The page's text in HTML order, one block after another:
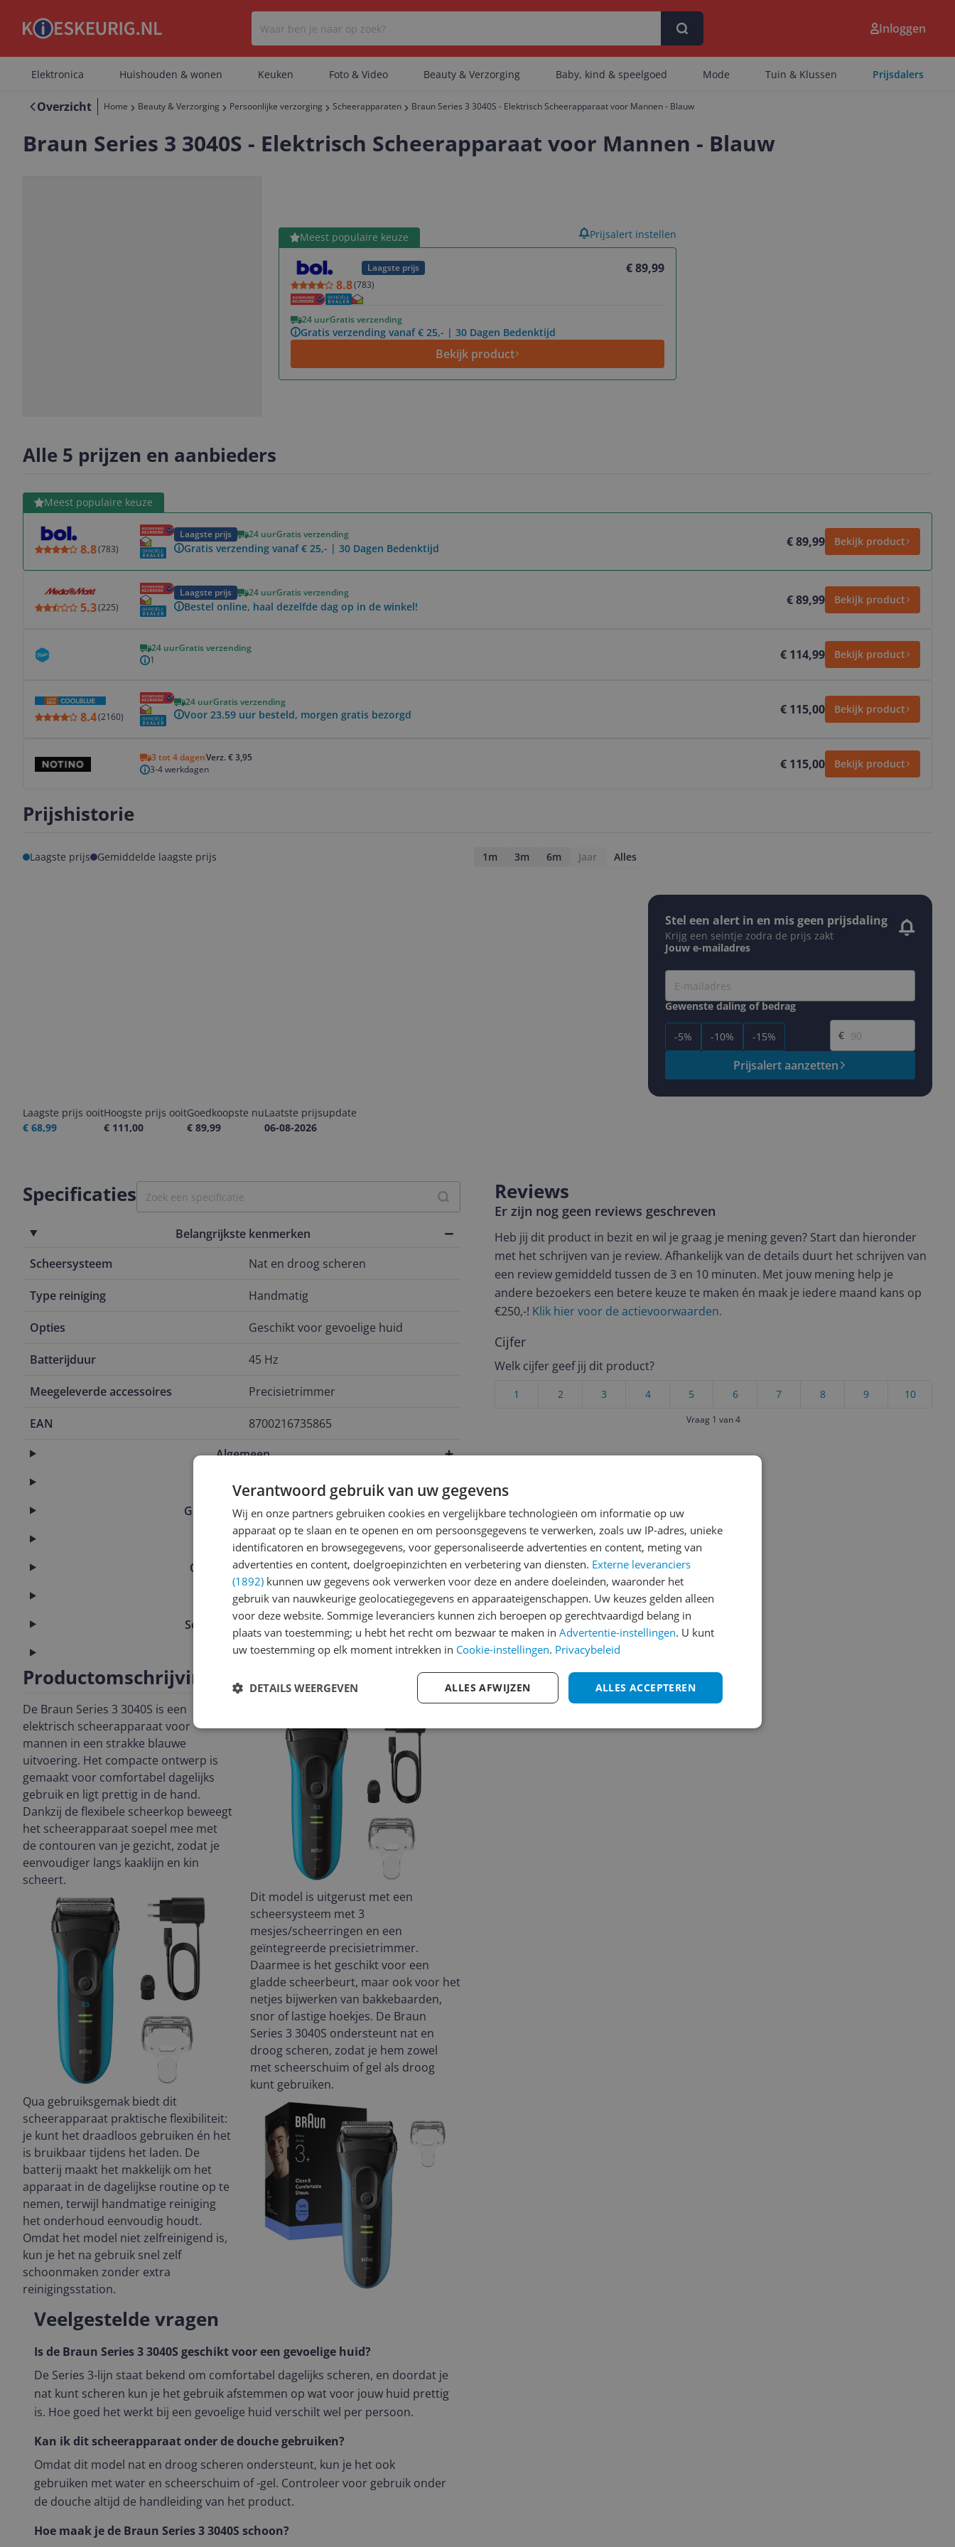
Er zijn geen categorieën gevonden.
Er zijn geen artikelen gevonden.
Inloggen
Elektronica Huishouden & wonen Keuken Foto & Video Beauty & Verzorging Baby, kind & speelgoed Mode Tuin & Klussen Prijsdalers
Overzicht Home Beauty & Verzorging Persoonlijke verzorging Scheerapparaten Braun Series 3 3040S - Elektrisch Scheerapparaat voor Mannen - Blauw
Braun Series 3 3040S - Elektrisch Scheerapparaat voor Mannen - Blauw
Meest populaire keuze
Laagste prijs
€ 89,99
8.8(783)
24 uurGratis verzending
Gratis verzending vanaf € 25,- | 30 Dagen Bedenktijd
Bekijk product
Bekijk product Prijsalert instellen
Alle 5 prijzen en aanbieders
Meest populaire keuze
8.8(783)
Laagste prijs 24 uurGratis verzending
Gratis verzending vanaf € 25,- | 30 Dagen Bedenktijd € 89,99 Bekijk product
Bekijk product
5.3(225)
Laagste prijs 24 uurGratis verzending
Bestel online, haal dezelfde dag op in de winkel! € 89,99 Bekijk product
24 uurGratis verzending
1
€ 114,99 Bekijk product
8.4(2160)
24 uurGratis verzending
Voor 23.59 uur besteld, morgen gratis bezorgd € 115,00 Bekijk product
3 tot 4 dagenVerz. € 3,95
3-4 werkdagen
€ 115,00 Bekijk product
Prijshistorie
Laagste prijs Gemiddelde laagste prijs 1m 3m 6m Jaar Alles
Laagste prijs ooit
€ 68,99
Hoogste prijs ooit
€ 111,00
Goedkoopste nu
€ 89,99
Laatste prijsupdate
06-08-2026
Stel een alert in en mis geen prijsdaling
Krijg een seintje zodra de prijs zakt
Jouw e-mailadres
Gewenste daling of bedrag
-5% -10% -15%
Gewenste prijs
€
Prijsalert aanzetten
Specificaties
Belangrijkste kenmerken
Scheersysteem
Nat en droog scheren
Type reiniging Handmatig
Opties Geschikt voor gevoelige huid
Batterijduur 45 Hz
Meegeleverde accessoires Precisietrimmer
EAN
8700216735865
Algemeen
Functies
Gebruik & onderhoud
Onderhoud
Overige kenmerken
Productinformatie
Scheerblad & Messen
Technisch
Productomschrijving
De Braun Series 3 3040S is een
elektrisch scheerapparaat voor
mannen in een strakke blauwe
uitvoering. Het compacte ontwerp is
gemaakt voor comfortabel dagelijks
gebruik en ligt prettig in de hand.
Dankzij de flexibele scheerkop beweegt
het scheerapparaat soepel mee met
de contouren van je gezicht, zodat je
eenvoudiger langs kaaklijn en kin
scheert.
Dit model is uitgerust met een
scheersysteem met 3
mesjes/scheerringen en een
geïntegreerde precisietrimmer.
Daarmee is het geschikt voor een
gladde scheerbeurt, maar ook voor het
netjes bijwerken van bakkebaarden,
snor of lastige hoekjes. De Braun
Series 3 3040S ondersteunt nat en
droog scheren, zodat je hem zowel
met scheerschuim of gel als droog
kunt gebruiken.
Qua gebruiksgemak biedt dit
scheerapparaat praktische flexibiliteit:
je kunt het draadloos gebruiken én het
is bruikbaar tijdens het laden. De
batterij maakt het makkelijk om het
apparaat in de dagelijkse routine op te
nemen, terwijl handmatige reiniging
het onderhoud eenvoudig houdt.
Omdat het model niet zelfreinigend is,
kun je het na gebruik snel zelf
schoonmaken zonder extra
reinigingsstation.
Veelgestelde vragen
Is de Braun Series 3 3040S geschikt voor een gevoelige huid?
De Series 3-lijn staat bekend om comfortabel dagelijks scheren, en doordat je
nat kunt scheren kun je het gebruik afstemmen op wat voor jouw huid prettig
is. Hoe goed het werkt bij een gevoelige huid verschilt wel per persoon.
Kan ik dit scheerapparaat onder de douche gebruiken?
Omdat dit model nat en droog scheren ondersteunt, kun je het ook
gebruiken met water en scheerschuim of -gel. Controleer voor gebruik onder
de douche altijd de handleiding van het product.
Hoe maak je de Braun Series 3 3040S schoon?
Reviews
Er zijn nog geen reviews geschreven
Heb jij dit product in bezit en wil je graag je mening geven? Start dan hieronder
met het schrijven van je review. Afhankelijk van de details duurt het schrijven van
een review gemiddeld tussen de 3 en 10 minuten. Met jouw mening help je
andere bezoekers een betere keuze te maken én maak je iedere maand kans op
€250,-! Klik hier voor de actievoorwaarden.
Cijfer
Welk cijfer geef jij dit product?
10
9
8
7
6
5
4
3
2
1
Vraag 1 van 4
Verantwoord gebruik van uw gegevens
Wij en onze partners gebruiken cookies en vergelijkbare technologieën om informatie op uw
apparaat op te slaan en te openen en om persoonsgegevens te verwerken, zoals uw IP-adres, unieke
identificatoren en browsegegevens, voor gepersonaliseerde advertenties en content, meting van
advertenties en content, doelgroepinzichten en verbetering van diensten. Externe leveranciers
(1892) kunnen uw gegevens ook verwerken voor deze en andere doeleinden, waaronder het
gebruik van nauwkeurige geolocatiegegevens en apparaateigenschappen. Uw keuzes gelden alleen
voor deze website. Sommige leveranciers kunnen zich beroepen op gerechtvaardigd belang in
plaats van toestemming; u hebt het recht om bezwaar te maken in Advertentie-instellingen. U kunt
uw toestemming op elk moment intrekken in Cookie-instellingen. Privacybeleid
ALLES ACCEPTEREN
ALLES AFWIJZEN
DETAILS WEERGEVEN